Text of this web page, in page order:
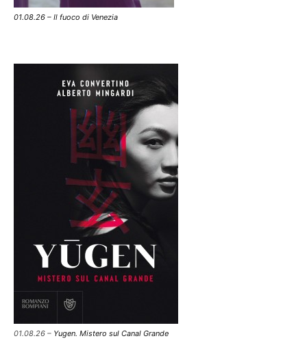
01.08.26 – Il fuoco di Venezia
01.08.26 – Yugen. Mistero sul Canal Grande